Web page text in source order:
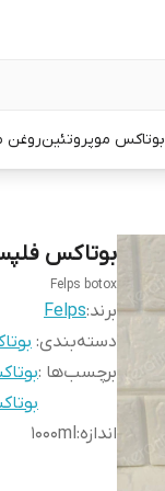
بوتاکس موپروتئینروغن
بوتاکس
Felps botox
برند:Felps
دسته‌بندی:
برچسب‌ها :
اندازه:۱۰۰۰ml